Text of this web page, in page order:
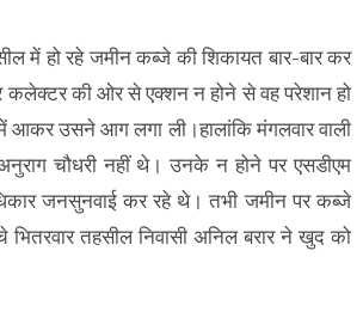
में हो रहे जमीन कब्जे की शिकायत बार-बार कर
कलेक्टर की ओर से एक्शन न होने से वह परेशान हो
आकर उसने आग लगा ली।हालांकि मंगलवार वाली
चौधरी नहीं थे। उनके न होने पर एसडीएम
जनसुनवाई कर रहे थे। तभी जमीन पर कब्जे
तहसील निवासी अनिल बरार ने खुद को